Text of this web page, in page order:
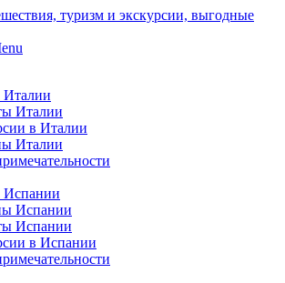
Италии
Италии
в Италии
Италии
Испании
Испании
Испании
в Испании